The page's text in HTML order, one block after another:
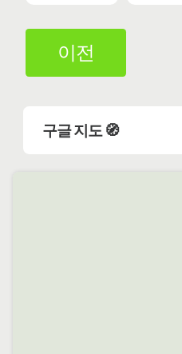
이전
구글 지도 🧭